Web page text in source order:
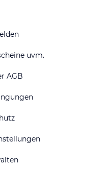
uvm.
AGB